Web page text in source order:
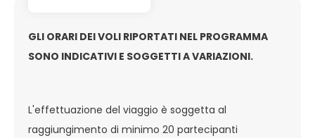
GLI ORARI DEI VOLI RIPORTATI NEL PROGRAMMA
SONO INDICATIVI E SOGGETTI A VARIAZIONI.
L'effettuazione del viaggio è soggetta al
raggiungimento di minimo 20 partecipanti